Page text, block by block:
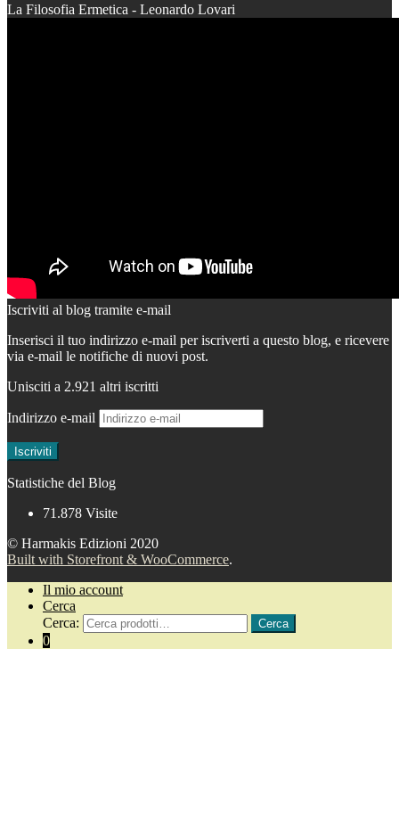
La Filosofia Ermetica - Leonardo Lovari
Iscriviti al blog tramite e-mail
Inserisci il tuo indirizzo e-mail per iscriverti a questo blog, e ricevere
via e-mail le notifiche di nuovi post.
Unisciti a 2.921 altri iscritti
Indirizzo e-mail
Iscriviti
Statistiche del Blog
71.878 Visite
© Harmakis Edizioni 2020
Built with Storefront & WooCommerce.
Il mio account
Cerca
Cerca:
Cerca
0